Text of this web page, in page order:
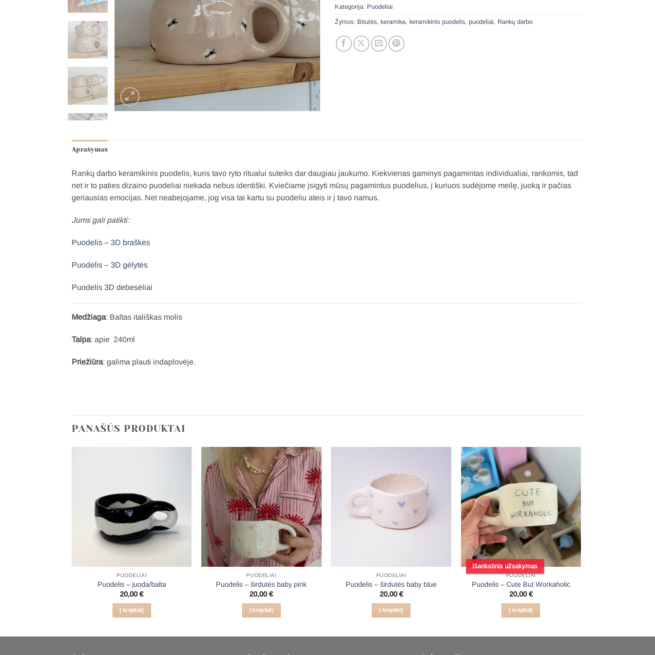
Kategorija: Puodeliai
Žymos: Bitutės, keramika, keramikinis puodelis, puodeliai, Rankų darbo
Aprašymas
Rankų darbo keramikinis puodelis, kuris tavo ryto ritualui suteiks dar daugiau jaukumo. Kiekvienas gaminys pagamintas individualiai, rankomis, tad
net ir to paties dizaino puodeliai niekada nebus identiški. Kviečiame įsigyti mūsų pagamintus puodelius, į kuriuos sudėjome meilę, juoką ir pačias
geriausias emocijas. Net neabejojame, jog visa tai kartu su puodeliu ateis ir į tavo namus.
Jums gali patikti:
Puodelis – 3D braškės
Puodelis – 3D gėlytės
Puodelis 3D debesėliai
Medžiaga: Baltas itališkas molis
Talpa: apie 240ml
Priežiūra: galima plauti indaplovėje.
PANAŠŪS PRODUKTAI
PUODELIAI
Puodelis – juoda/balta
20,00€
Į krepšelį
PUODELIAI
Puodelis – širdutės baby pink
20,00€
Į krepšelį
PUODELIAI
Puodelis – širdutės baby blue
20,00 €
Į krepšelį
PUODELIAI
Išankstinis užsakymas
Puodelis – Cute But Workaholic
20,00 €
Į krepšelį